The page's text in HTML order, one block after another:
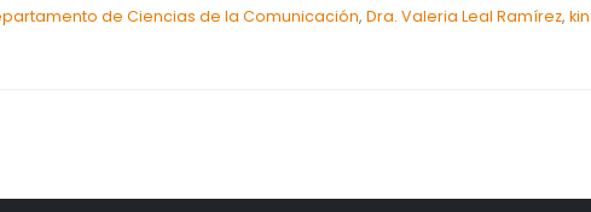
de Ciencias de la Comunicación, Dra. Valeria Leal Ramírez,